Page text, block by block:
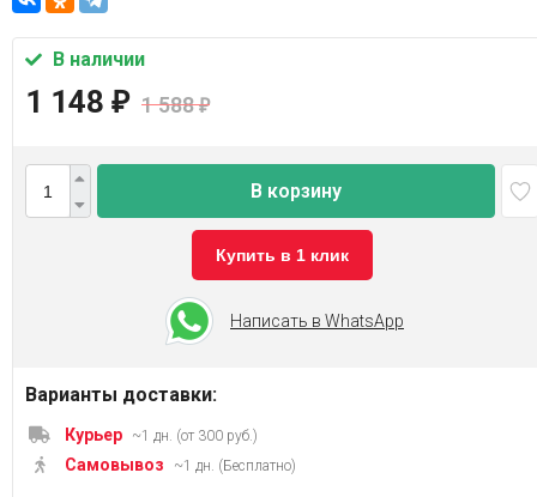
В наличии
1 148 ₽ 1 588₽
В корзину
Купить в 1 клик
Написать в WhatsApp
Варианты доставки:
Курьер ~1 дн. (от 300 руб.)
Самовывоз ~1 дн. (Бесплатно)